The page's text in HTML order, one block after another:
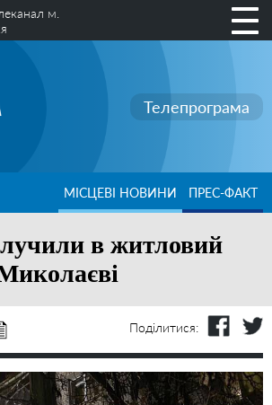
м.
Телепрограма
МІСЦЕВІ НОВИНИ ПРЕС-ФАКТ
в житловий
Поділитися: